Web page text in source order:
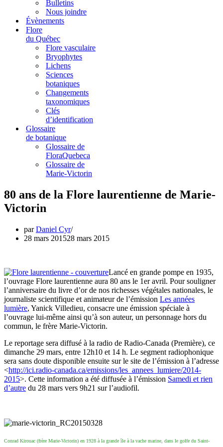
Bulletins
Nous joindre
Évènements
Flore
du Québec
Flore vasculaire
Bryophytes
Lichens
Sciences
botaniques
Changements
taxonomiques
Clés
d’identification
Glossaire
de botanique
Glossaire de
FloraQuebeca
Glossaire de
Marie-Victorin
80 ans de la Flore laurentienne de Marie-
Victorin
parDaniel Cyr
28 mars 201528 mars 2015
Lancé en grande pompe en 1935,
l’ouvrage Flore laurentienne aura 80 ans le 1er avril. Pour souligner
l’anniversaire du livre d’or de nos richesses végétales nationales, le
journaliste scientifique et animateur de l’émission Les années
lumière, Yanick Villedieu, consacre une émission spéciale à
l’ouvrage lui-même ainsi qu’à son auteur, un personnage hors du
commun, le frère Marie-Victorin.
Le reportage sera diffusé à la radio de Radio-Canada (Première), ce
dimanche 29 mars, entre 12h10 et 14 h. Le segment radiophonique
sera sans doute disponible ensuite sur le site de l’émission à l’adresse
<http://ici.radio-canada.ca/emissions/les_annees_lumiere/2014-
2015>. Cette information a été diffusée à l’émission Samedi et rien
d’autre du 28 mars vers 9h21 sur l’audiofil.
Conrad Kirouac (frère Marie-Victorin) en 1928 à la grande île à la vache marine, dans le golfe du Saint-